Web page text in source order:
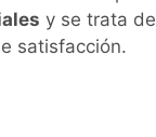
y se trata
satisfacción.